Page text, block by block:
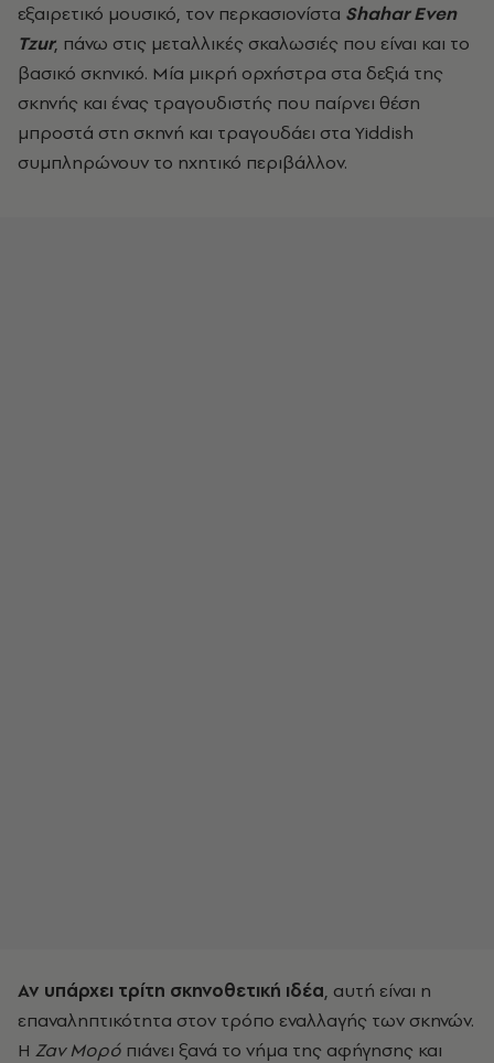
εξαιρετικό μουσικό, τον περκασιονίστα Shahar Even
Tzur, πάνω στις μεταλλικές σκαλωσιές που είναι και το
βασικό σκηνικό. Μία μικρή ορχήστρα στα δεξιά της
σκηνής και ένας τραγουδιστής που παίρνει θέση
μπροστά στη σκηνή και τραγουδάει στα Yiddish
συμπληρώνουν το ηχητικό περιβάλλον.
Αν υπάρχει τρίτη σκηνοθετική ιδέα, αυτή είναι η
επαναληπτικότητα στον τρόπο εναλλαγής των σκηνών.
Η Ζαν Μορό πιάνει ξανά το νήμα της αφήγησης και